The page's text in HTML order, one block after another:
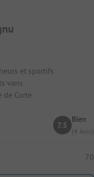
et sportifs
vans
de Corte
7.5
Bien
(4 Avis)
70